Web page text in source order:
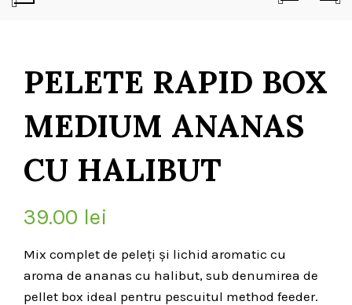
PELETE RAPID BOX
MEDIUM ANANAS
CU HALIBUT
39.00 lei
Mix complet de peleți și lichid aromatic cu
aroma de ananas cu halibut, sub denumirea de
pellet box ideal pentru pescuitul method feeder.